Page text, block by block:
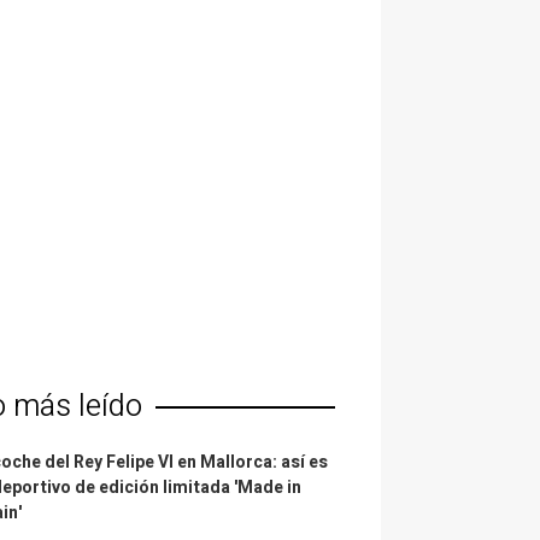
más leído
del Rey Felipe VI en Mallorca: así es
de edición limitada 'Made in